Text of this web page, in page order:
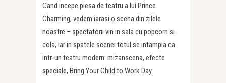
Cand incepe piesa de teatru a lui Prince
Charming, vedem iarasi o scena din zilele
noastre – spectatorii vin in sala cu popcorn si
cola, iar in spatele scenei totul se intampla ca
intr-un teatru modern: mizanscena, efecte
speciale, Bring Your Child to Work Day.